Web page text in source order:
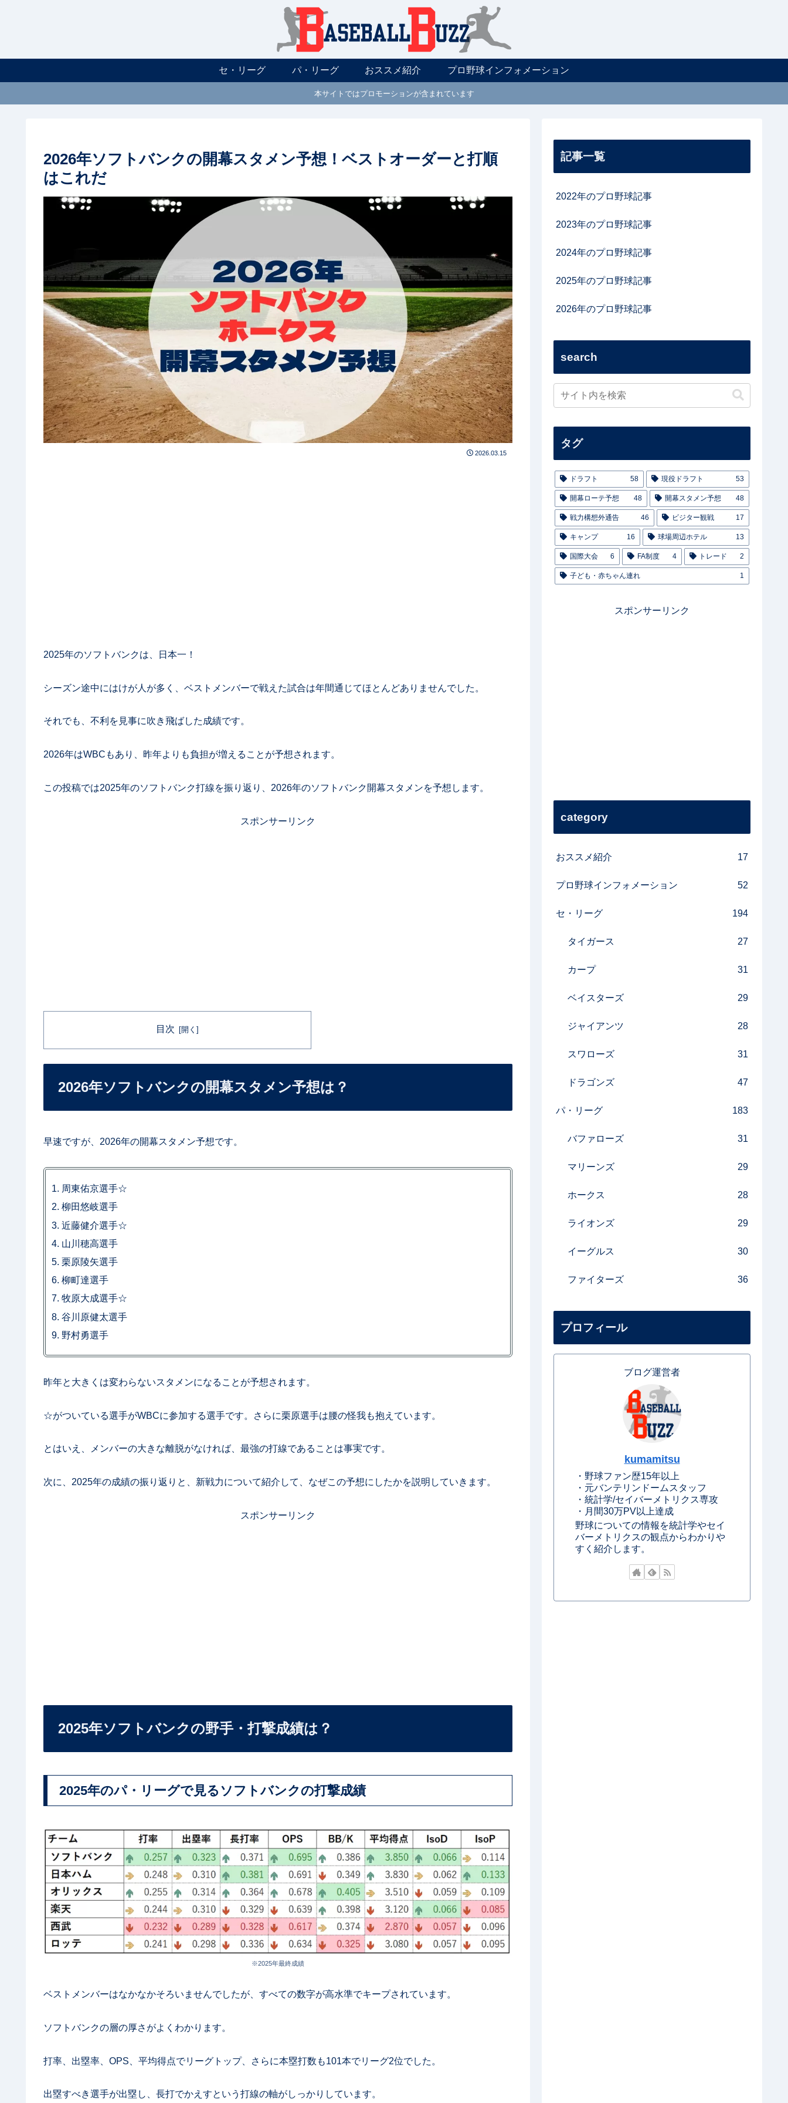
セ・リーグ パ・リーグ おススメ紹介 プロ野球インフォメーション
本サイトではプロモーションが含まれています
2026年ソフトバンクの開幕スタメン予想！ベストオーダーと打順
はこれだ
2026.03.15
2025年のソフトバンクは、日本一！
シーズン途中にはけが人が多く、ベストメンバーで戦えた試合は年間通じてほとんどありませんでした。
それでも、不利を見事に吹き飛ばした成績です。
2026年はWBCもあり、昨年よりも負担が増えることが予想されます。
この投稿では2025年のソフトバンク打線を振り返り、2026年のソフトバンク開幕スタメンを予想します。
スポンサーリンク
目次
2026年ソフトバンクの開幕スタメン予想は？
早速ですが、2026年の開幕スタメン予想です。
周東佑京選手☆
柳田悠岐選手
近藤健介選手☆
山川穂高選手
栗原陵矢選手
柳町達選手
牧原大成選手☆
谷川原健太選手
野村勇選手
昨年と大きくは変わらないスタメンになることが予想されます。
☆がついている選手がWBCに参加する選手です。さらに栗原選手は腰の怪我も抱えています。
とはいえ、メンバーの大きな離脱がなければ、最強の打線であることは事実です。
次に、2025年の成績の振り返りと、新戦力について紹介して、なぜこの予想にしたかを説明していきます。
スポンサーリンク
2025年ソフトバンクの野手・打撃成績は？
2025年のパ・リーグで見るソフトバンクの打撃成績
※2025年最終成績
ベストメンバーはなかなかそろいませんでしたが、すべての数字が高水準でキープされています。
ソフトバンクの層の厚さがよくわかります。
打率、出塁率、OPS、平均得点でリーグトップ、さらに本塁打数も101本でリーグ2位でした。
出塁すべき選手が出塁し、長打でかえすという打線の軸がしっかりしています。
記事一覧
2022年のプロ野球記事
2023年のプロ野球記事
2024年のプロ野球記事
2025年のプロ野球記事
2026年のプロ野球記事
search
タグ
ドラフト 58 現役ドラフト 53
開幕ローテ予想 48 開幕スタメン予想 48
戦力構想外通告 46 ビジター観戦 17
キャンプ 16 球場周辺ホテル 13
国際大会 6 FA制度 4 トレード 2
子ども・赤ちゃん連れ 1
スポンサーリンク
category
おススメ紹介 17
プロ野球インフォメーション 52
セ・リーグ 194
タイガース 27
カープ 31
ベイスターズ 29
ジャイアンツ 28
スワローズ 31
ドラゴンズ 47
パ・リーグ 183
バファローズ 31
マリーンズ 29
ホークス 28
ライオンズ 29
イーグルス 30
ファイターズ 36
プロフィール
ブログ運営者
kumamitsu
・野球ファン歴15年以上
・元バンテリンドームスタッフ
・統計学/セイバーメトリクス専攻
・月間30万PV以上達成
野球についての情報を統計学やセイ
バーメトリクスの観点からわかりや
すく紹介します。